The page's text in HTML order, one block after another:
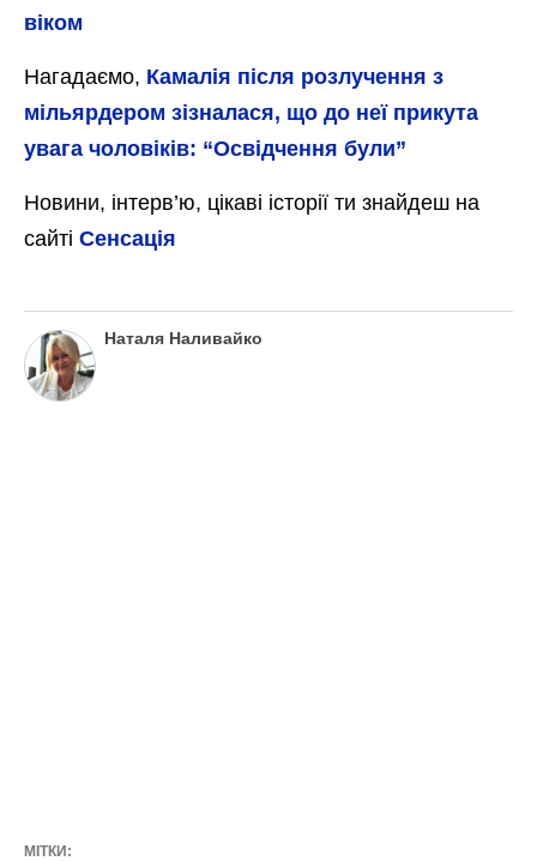
віком
Нагадаємо, Камалія після розлучення з
мільярдером зізналася, що до неї прикута
увага чоловіків: “Освідчення були”
Новини, інтерв’ю, цікаві історії ти знайдеш на
сайті Сенсація
Наталя Наливайко
МІТКИ: